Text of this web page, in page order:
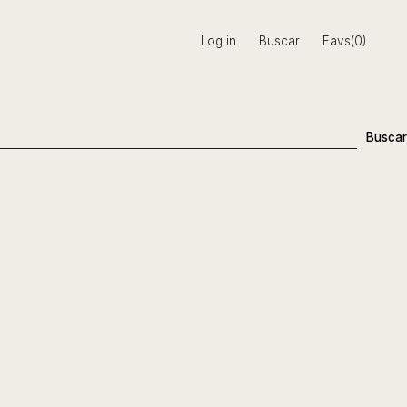
Log in Buscar Favs(0)
Buscar